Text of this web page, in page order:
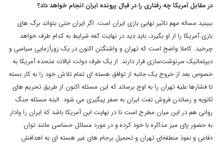
در مقابل آمریکا چه رفتاری را در قبال پرونده ایران انجام خواهد داد؟
ببینید مساله مهم تاثیر نهایی بازی ایران است. اگر ایران حتی بتواند برگ های
بازی آمریکا را از او بگیرد، باید دید در نهایت کفه شرایط به کدام طرف خواهد
چرخید. کاملا واضح است که تهران و واشنگتن اکنون در یک زورآزمایی سیاسی و
دیپلماتیک سرنوشت‌سازی قرار دارند. از یک طرف دولت ایالات متحده آمریکا به
خصوص بعد از خروج یک جانبه از توافق هسته ای تمام تلاش خود را به کار بسته
تا فشارها علیه تهران را به اوج برساند که این مسئله اکنون از طریق تحریم های
ثانویه و رساندن فروش نفت ایران به صفر پیگیری می شود. البته مسئله جنگ
روانی هم در این میان مطرح است تا در نهایت این آمریکا باشد که ایران را وادار
به حضور پای میز مذاکره با خود کرده و در مورد مسائل حساسی مانند توان
دفاعی و نفوذ منطقه‌ای تهران و تحمیل برجام های غیر هسته ای به اهدافش